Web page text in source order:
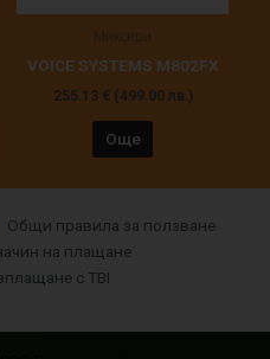
VOICE SYSTEMS M802FX
255.13 € (499.00 лв.)
Още
Общи правила за ползване
на плащане
с TBI